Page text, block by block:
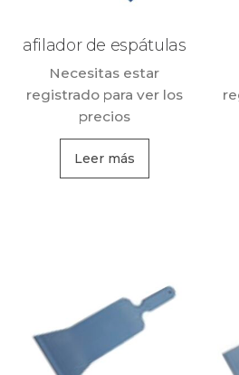
afilador de espátulas
Necesitas estar
registrado para ver los
precios
Leer más